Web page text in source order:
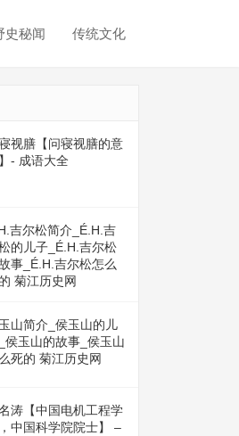
史秘闻 传统文化
视膳【问寝视膳的意
- 成语大全
吉尔松简介_É.H.吉
的儿子_É.H.吉尔松
事_É.H.吉尔松怎么
菊江历史网
山简介_侯玉山的儿
侯玉山的故事_侯玉山
死的 菊江历史网
涛【中国电机工程学
中国科学院院士】 –